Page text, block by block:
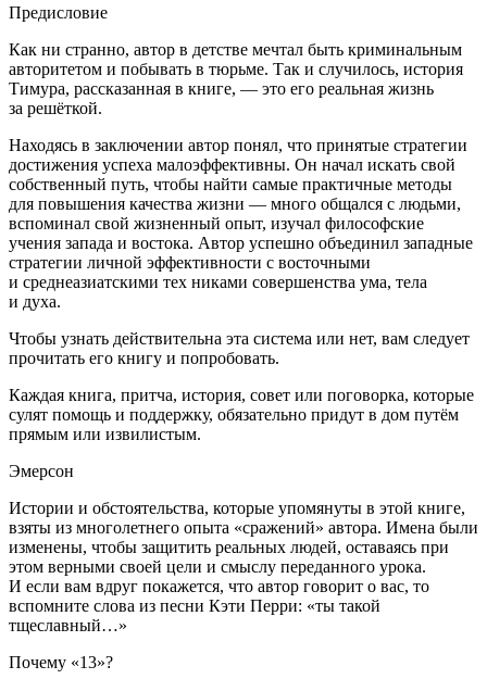
Предисловие
Как ни странно, автор в детстве мечтал быть криминальным
авторитетом и побывать в тюрьме. Так и случилось, история
Тимура, рассказанная в книге, — это его реальная жизнь
за решёткой.
Находясь в заключении автор понял, что принятые стратегии
достижения успеха малоэффективны. Он начал искать свой
собственный путь, чтобы найти самые практичные методы
для повышения качества жизни — много общался с людьми,
вспоминал свой жизненный опыт, изучал философские
учения запада и востока. Автор успешно объединил западные
стратегии личной эффективности с восточными
и среднеазиатскими тех никами совершенства ума, тела
и духа.
Чтобы узнать действительна эта система или нет, вам следует
прочитать его книгу и попробовать.
Каждая книга, притча, история, совет или поговорка, которые
сулят помощь и поддержку, обязательно придут в дом путём
прямым или извилистым.
Эмерсон
Истории и обстоятельства, которые упомянуты в этой книге,
взяты из многолетнего опыта «сражений» автора. Имена были
изменены, чтобы защитить реальных людей, оставаясь при
этом верными своей цели и смыслу переданного урока.
И если вам вдруг покажется, что автор говорит о вас, то
вспомните слова из песни Кэти Перри: «ты такой
тщеславный…»
Почему «13»?